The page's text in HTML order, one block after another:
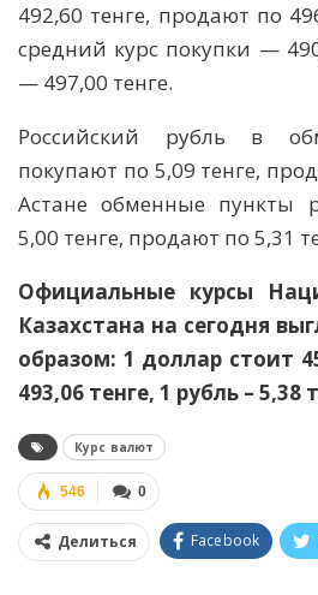
492,60 тенге, продают по
средний курс покупки —
— 497,00 тенге.
Российский рубль в
покупают по 5,09 тенге,
Астане обменные пункты
5,00 тенге, продают по 5,31
Официальные курсы
Казахстана на сегодня
образом: 1 доллар стоит
493,06 тенге, 1 рубль – 5,38
Курс валют
0
546
Делиться Facebook